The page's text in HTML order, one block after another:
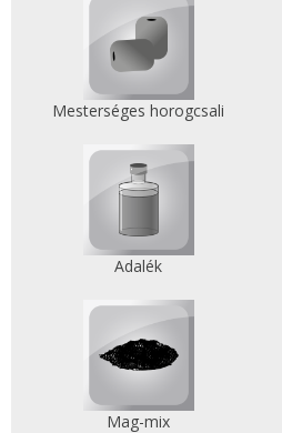
Mesterséges horogcsali
Adalék
Mag-mix